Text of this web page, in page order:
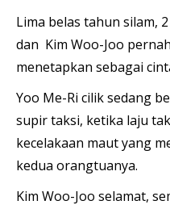
Lima belas tahun silam,
dan Kim Woo-Joo
menetapkan sebagai
Yoo Me-Ri cilik sedang
supir taksi, ketika laju
kecelakaan maut yang
kedua orangtuanya.
Kim Woo-Joo selamat,